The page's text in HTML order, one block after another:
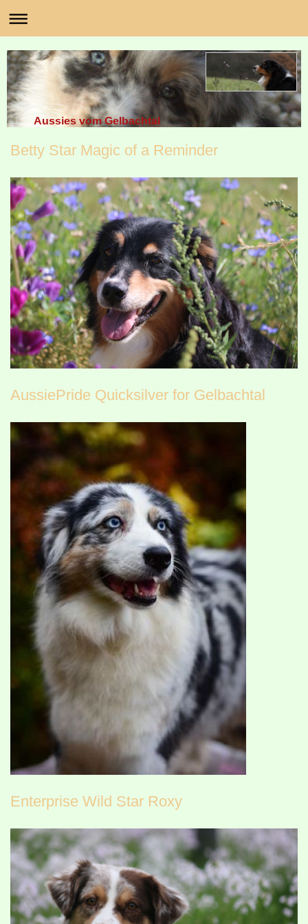
Aussies vom Gelbachtal
Betty Star Magic of a Reminder
AussiePride Quicksilver for Gelbachtal
Enterprise Wild Star Roxy